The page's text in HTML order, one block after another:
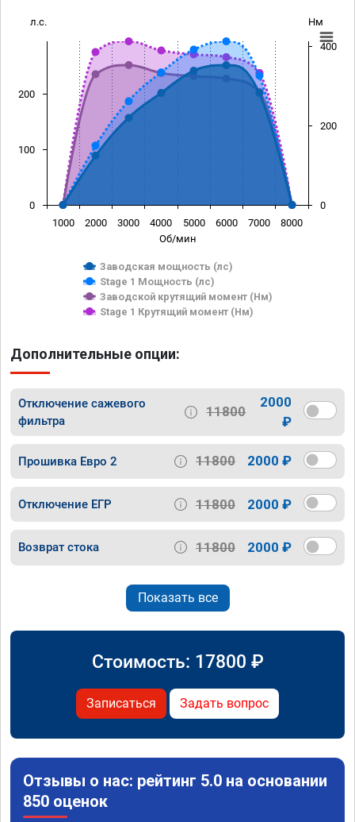
Об/мин
л.с. Нм
Заводская мощность (лс)
Stage 1 Мощность (лс)
Заводской крутящий момент (Нм)
Stage 1 Крутящий момент (Нм)
1000 2000 3000 4000 5000 6000 7000 8000
0
100
200
0
200
400
Дополнительные опции:
Отключение сажевого
фильтра
11800
2000
₽
Прошивка Евро 2 11800 2000 ₽
Отключение ЕГР 11800 2000 ₽
Возврат стока 11800 2000 ₽
Показать все
Стоимость: 17800 ₽
Записаться Задать вопрос
Отзывы о нас: рейтинг 5.0 на основании
850 оценок